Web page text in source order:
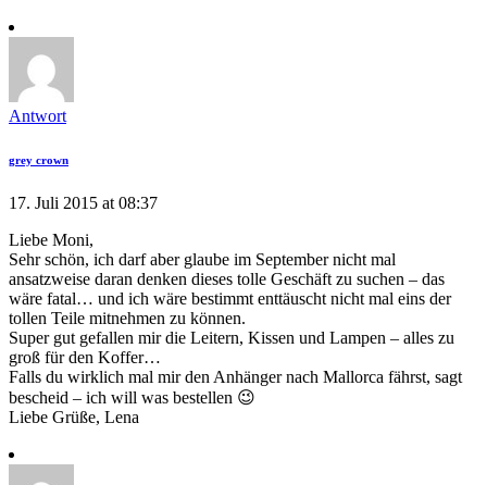
Antwort
grey crown
17. Juli 2015 at 08:37
Liebe Moni,
Sehr schön, ich darf aber glaube im September nicht mal
ansatzweise daran denken dieses tolle Geschäft zu suchen – das
wäre fatal… und ich wäre bestimmt enttäuscht nicht mal eins der
tollen Teile mitnehmen zu können.
Super gut gefallen mir die Leitern, Kissen und Lampen – alles zu
groß für den Koffer…
Falls du wirklich mal mir den Anhänger nach Mallorca fährst, sagt
bescheid – ich will was bestellen 😉
Liebe Grüße, Lena